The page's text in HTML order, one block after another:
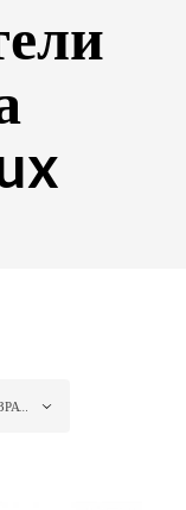
ЦЕНЫ: ПО ВОЗРАСТАНИЮ